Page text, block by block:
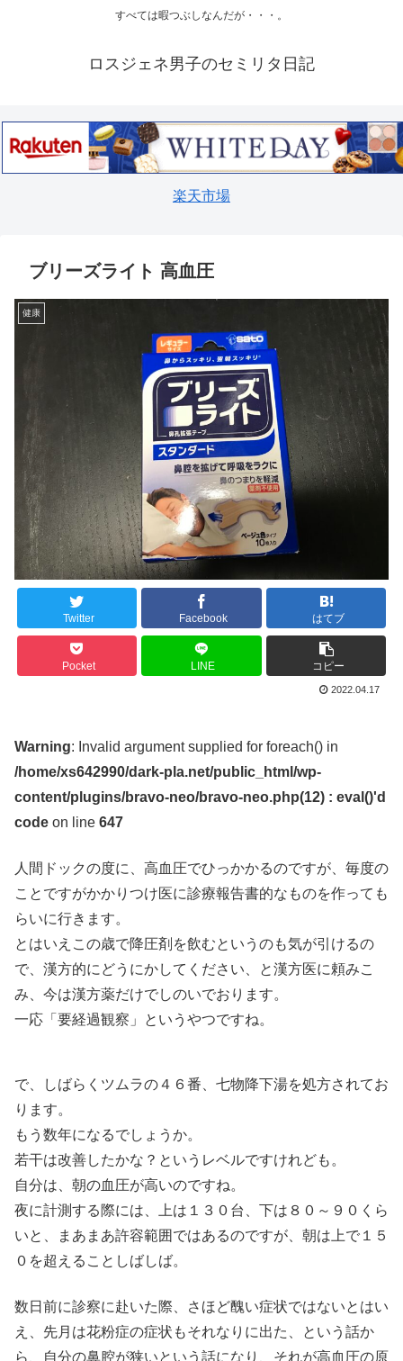
すべては暇つぶしなんだが・・・。
ロスジェネ男子のセミリタ日記
楽天市場
ブリーズライト 高血圧
健康
Twitter Facebook はてブ
Pocket LINE コピー
2022.04.17
Warning: Invalid argument supplied for foreach() in
/home/xs642990/dark-pla.net/public_html/wp-
content/plugins/bravo-neo/bravo-neo.php(12) : eval()'d
code on line 647
人間ドックの度に、高血圧でひっかかるのですが、毎度の
ことですがかかりつけ医に診療報告書的なものを作っても
らいに行きます。
とはいえこの歳で降圧剤を飲むというのも気が引けるの
で、漢方的にどうにかしてください、と漢方医に頼みこ
み、今は漢方薬だけでしのいでおります。
一応「要経過観察」というやつですね。
で、しばらくツムラの４６番、七物降下湯を処方されてお
ります。
もう数年になるでしょうか。
若干は改善したかな？というレベルですけれども。
自分は、朝の血圧が高いのですね。
夜に計測する際には、上は１３０台、下は８０～９０くら
いと、まあまあ許容範囲ではあるのですが、朝は上で１５
０を超えることしばしば。
数日前に診察に赴いた際、さほど醜い症状ではないとはい
え、先月は花粉症の症状もそれなりに出た、という話か
ら、自分の鼻腔が狭いという話になり、それが高血圧の原